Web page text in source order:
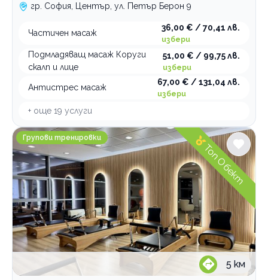
гр. София, Център, ул. Петър Берон 9
Частичен масаж
36,00 € / 70,41 лв.
избери
Подмладяващ масаж Коруги
скалп и лице
51,00 € / 99,75 лв.
избери
Антистрес масаж
67,00 € / 131,04 лв.
избери
+ още 19 услуги
REFORMER SPACE pilates & wellness
Групови тренировки
5 км
Топ Обект
Тенис на корт
По домовете